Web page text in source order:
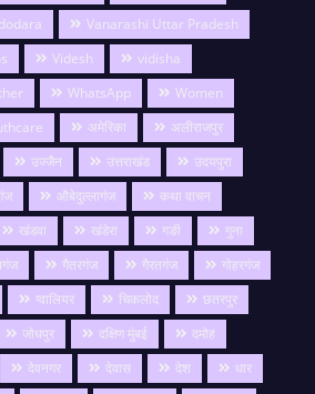
Vanarashi Uttar Pradesh
Videsh
vidisha
WhatsApp
Women
अमेरिका
अलीराजपुर
उज्जैन उत्तराखंड
उदयपुरा
औबेदुल्लागंज
कथा वाचन
खंडवा खंडेरा गङी
गुना
गैतरगंज गैरतगंज
गोहरगंज
ग्वालियर चिकलोद
छतरपुर
जोधपुर दक्षिण मुंबई
दमोह
देवनगर देवास देश
धार